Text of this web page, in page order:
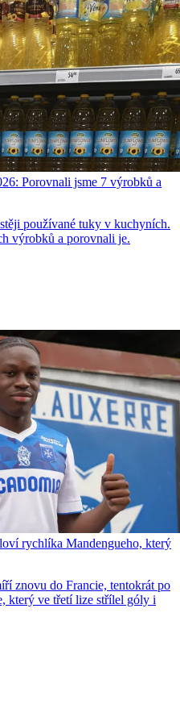
Porovnali jsme 7 výrobků a
používané tuky v kuchyních.
výrobků a porovnali je.
rychlíka Mandengueho, který
znovu do Francie, tentokrát po
který ve třetí lize střílel góly i